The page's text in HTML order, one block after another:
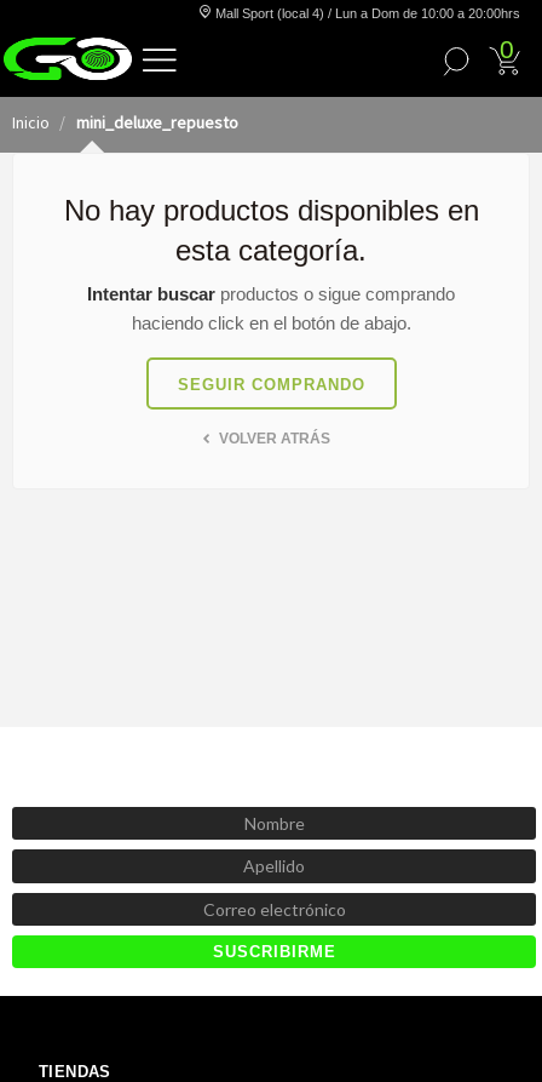
Mall Sport (local 4) / Lun a Dom de 10:00 a 20:00hrs
0
Inicio mini_deluxe_repuesto
No hay productos disponibles en
esta categoría.
Intentar buscar productos o sigue comprando
haciendo click en el botón de abajo.
SEGUIR COMPRANDO
VOLVER ATRÁS
TIENDAS